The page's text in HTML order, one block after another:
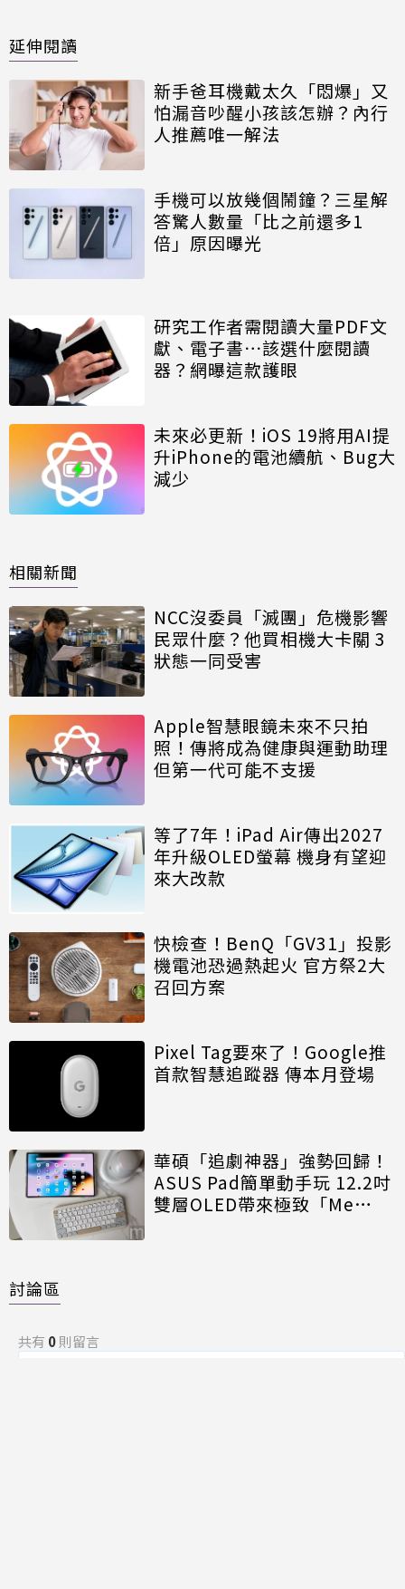
延伸閱讀
新手爸耳機戴太久「悶爆」又
怕漏音吵醒小孩該怎辦？內行
人推薦唯一解法
手機可以放幾個鬧鐘？三星解
答驚人數量「比之前還多1
倍」原因曝光
研究工作者需閱讀大量PDF文
獻、電子書⋯該選什麼閱讀
器？網曝這款護眼
未來必更新！iOS 19將用AI提
升iPhone的電池續航、Bug大
減少
相關新聞
NCC沒委員「滅團」危機影響
民眾什麼？他買相機大卡關 3
狀態一同受害
Apple智慧眼鏡未來不只拍
照！傳將成為健康與運動助理
但第一代可能不支援
等了7年！iPad Air傳出2027
年升級OLED螢幕 機身有望迎
來大改款
快檢查！BenQ「GV31」投影
機電池恐過熱起火 官方祭2大
召回方案
Pixel Tag要來了！Google推
首款智慧追蹤器 傳本月登場
華碩「追劇神器」強勢回歸！
ASUS Pad簡單動手玩 12.2吋
雙層OLED帶來極致「Me
討論區
共有 0則留言